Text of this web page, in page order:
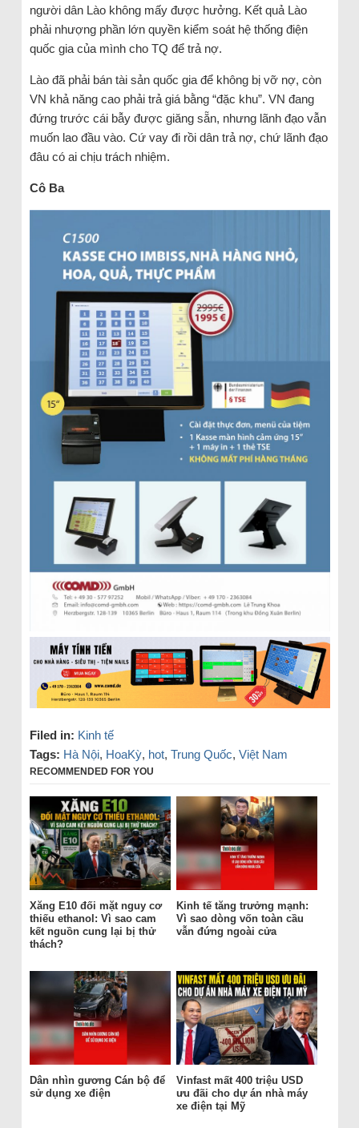
người dân Lào không mấy được hưởng. Kết quả Lào
phải nhượng phần lớn quyền kiểm soát hệ thống điện
quốc gia của mình cho TQ để trả nợ.
Lào đã phải bán tài sản quốc gia để không bị vỡ nợ, còn
VN khả năng cao phải trả giá bằng “đặc khu”. VN đang
đứng trước cái bẫy được giăng sẵn, nhưng lãnh đạo vẫn
muốn lao đầu vào. Cứ vay đi rồi dân trả nợ, chứ lãnh đạo
đâu có ai chịu trách nhiệm.
Cô Ba
Filed in: Kinh tế
Tags: Hà Nội, HoaKỳ, hot, Trung Quốc, Việt Nam
RECOMMENDED FOR YOU
Xăng E10 đối mặt nguy cơ
thiếu ethanol: Vì sao cam
kết nguồn cung lại bị thử
thách?
Kinh tế tăng trưởng mạnh:
Vì sao dòng vốn toàn cầu
vẫn đứng ngoài cửa
Dân nhìn gương Cán bộ để
sử dụng xe điện
Vinfast mất 400 triệu USD
ưu đãi cho dự án nhà máy
xe điện tại Mỹ